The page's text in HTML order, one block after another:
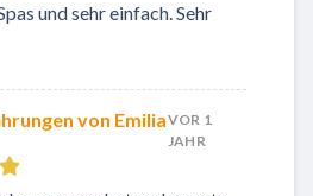
und sehr einfach. Sehr
von EmiliaVOR 1
JAHR